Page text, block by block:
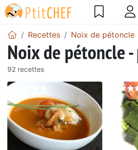
Recettes Noix de pétoncle
Noix de pétoncle -
92 recettes